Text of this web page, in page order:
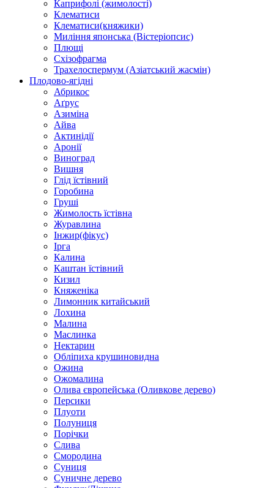
Каприфолі (жимолості)
Клематиси
Клематиси(княжики)
Миління японська (Вістеріопсис)
Плющі
Схізофрагма
Трахелоспермум (Азіатський жасмін)
Плодово-ягідні
Абрикос
Аґрус
Азиміна
Айва
Актинідії
Аронії
Виноград
Вишня
Глід їстівний
Горобина
Груші
Жимолость їстівна
Журавлина
Інжир(фікус)
Ірга
Калина
Каштан їстівний
Кизил
Княженіка
Лимонник китайський
Лохина
Малина
Маслинка
Нектарин
Обліпиха крушиновидна
Ожина
Ожомалина
Олива європейська (Оливкове дерево)
Персики
Плуоти
Полуниця
Порічки
Слива
Смородина
Суниця
Суничне дерево